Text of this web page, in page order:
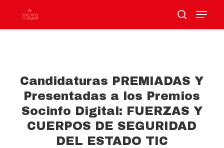
Candidaturas PREMIADAS Y
Presentadas a los Premios
Socinfo Digital: FUERZAS Y
CUERPOS DE SEGURIDAD
DEL ESTADO TIC